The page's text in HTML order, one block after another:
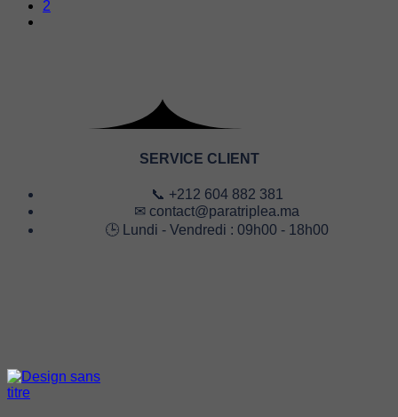
2
SERVICE CLIENT
📞 +212 604 882 381
✉ contact@paratriplea.ma
🕒 Lundi - Vendredi : 09h00 - 18h00